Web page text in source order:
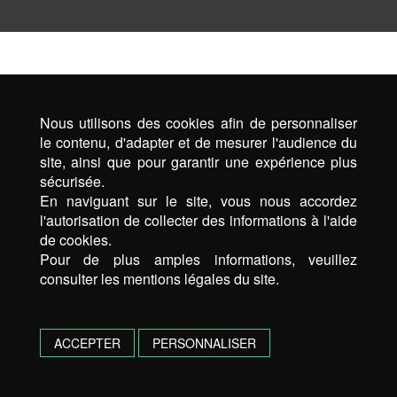
Nous utilisons des cookies afin de personnaliser
le contenu, d'adapter et de mesurer l'audience du
site, ainsi que pour garantir une expérience plus
sécurisée.
En naviguant sur le site, vous nous accordez
l'autorisation de collecter des informations à l'aide
de cookies.
Pour de plus amples informations, veuillez
consulter les mentions légales du site.
ACCEPTER PERSONNALISER